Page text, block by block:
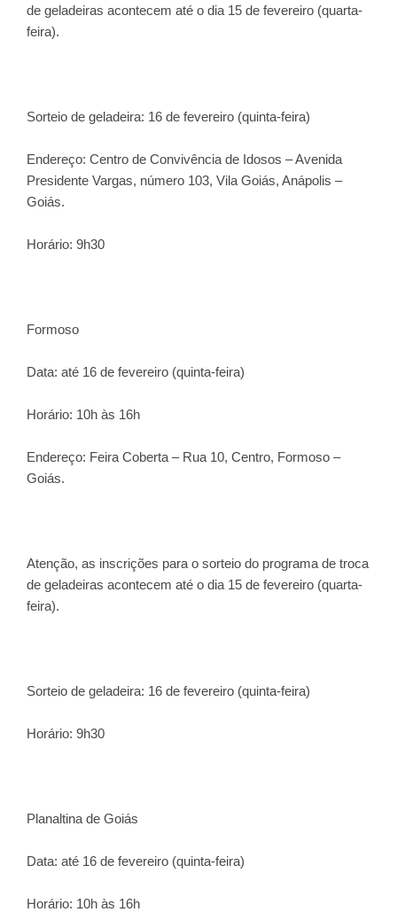
de geladeiras acontecem até o dia 15 de fevereiro (quarta-
feira).
Sorteio de geladeira: 16 de fevereiro (quinta-feira)
Endereço: Centro de Convivência de Idosos – Avenida
Presidente Vargas, número 103, Vila Goiás, Anápolis –
Goiás.
Horário: 9h30
Formoso
Data: até 16 de fevereiro (quinta-feira)
Horário: 10h às 16h
Endereço: Feira Coberta – Rua 10, Centro, Formoso –
Goiás.
Atenção, as inscrições para o sorteio do programa de troca
de geladeiras acontecem até o dia 15 de fevereiro (quarta-
feira).
Sorteio de geladeira: 16 de fevereiro (quinta-feira)
Horário: 9h30
Planaltina de Goiás
Data: até 16 de fevereiro (quinta-feira)
Horário: 10h às 16h